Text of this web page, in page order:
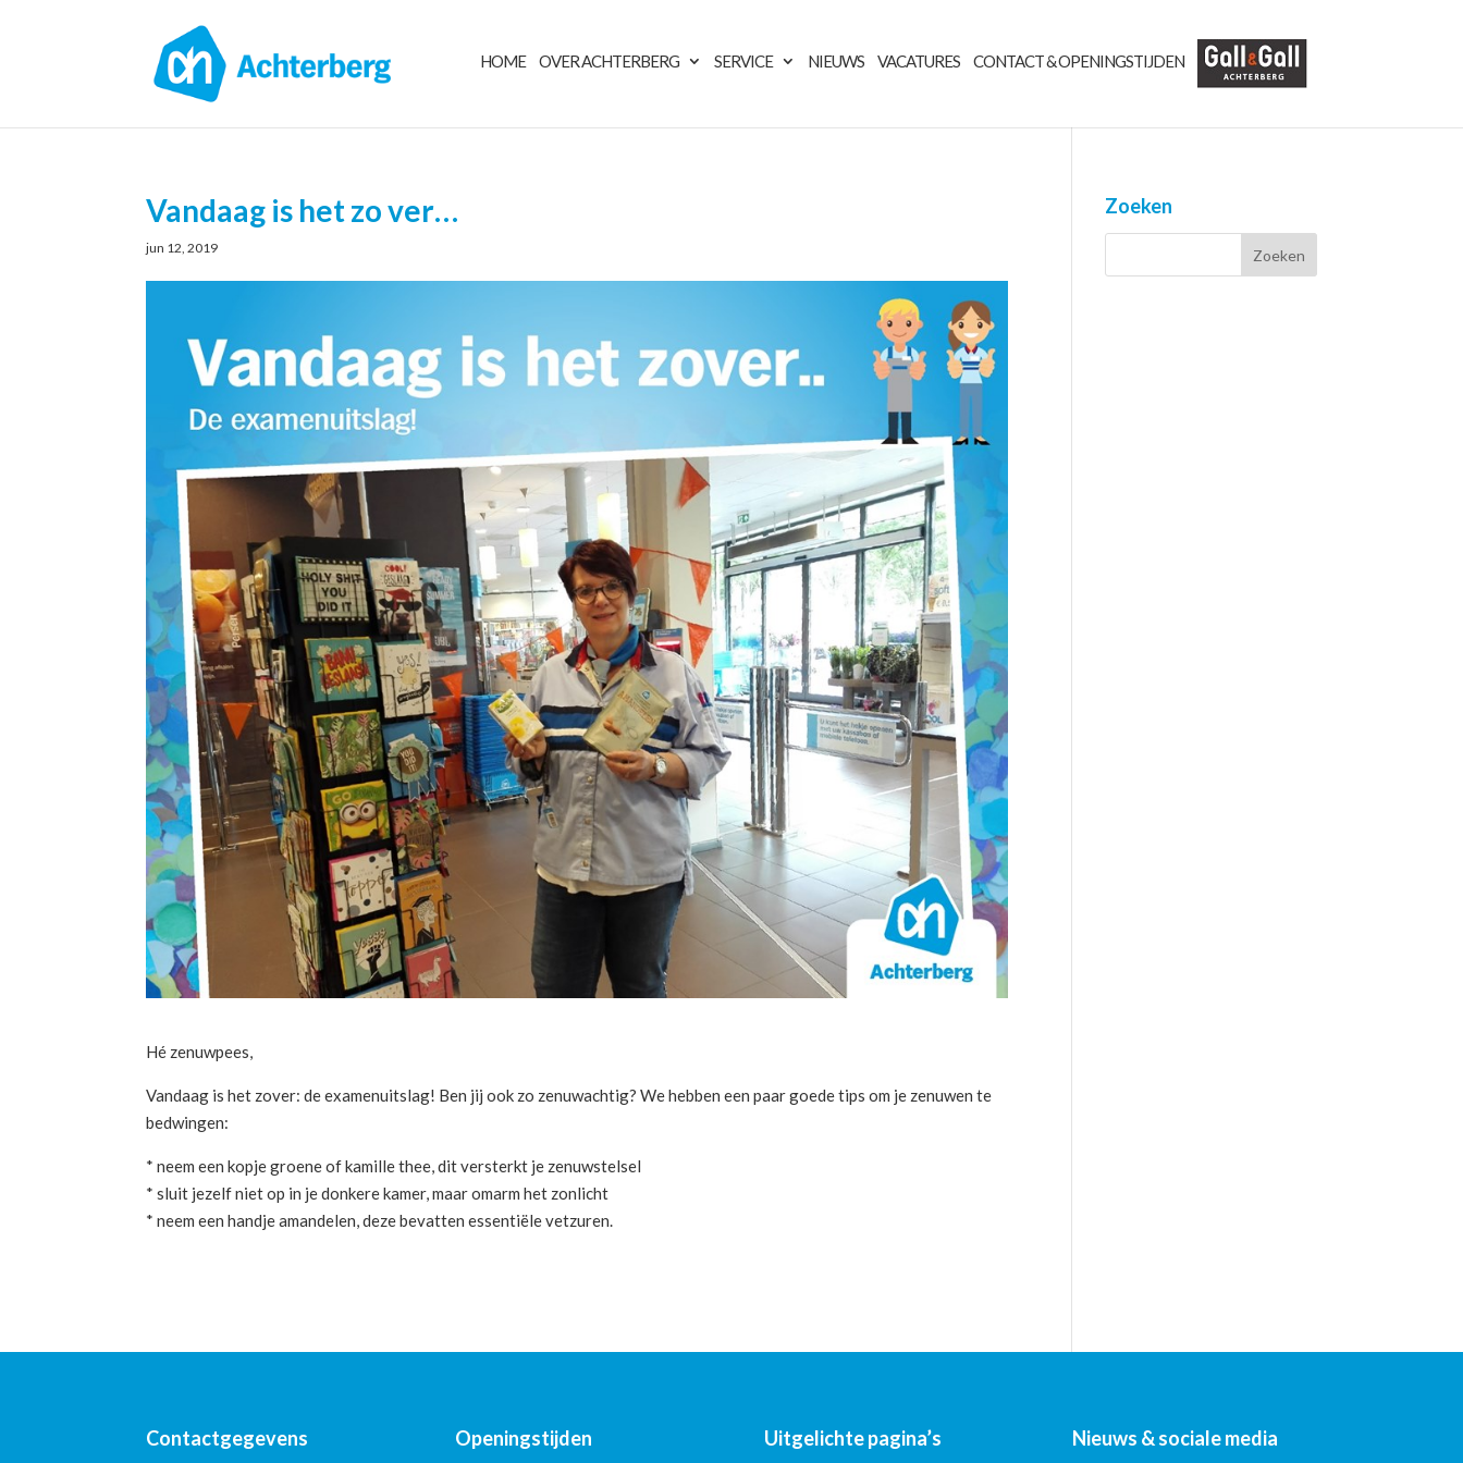
HOME OVER ACHTERBERG SERVICE NIEUWS VACATURES CONTACT & OPENINGSTIJDEN
Vandaag is het zo ver…
jun 12, 2019
Hé zenuwpees,
Vandaag is het zover: de examenuitslag! Ben jij ook zo zenuwachtig? We hebben een paar goede tips om je zenuwen te
bedwingen:
* neem een kopje groene of kamille thee, dit versterkt je zenuwstelsel
* sluit jezelf niet op in je donkere kamer, maar omarm het zonlicht
* neem een handje amandelen, deze bevatten essentiële vetzuren.
Zoeken
Contactgegevens Openingstijden Uitgelichte pagina’s Nieuws & sociale media